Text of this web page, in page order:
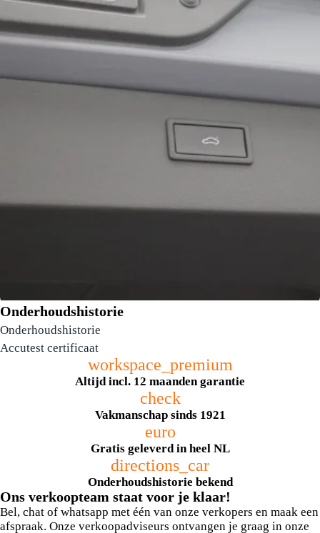
Elektrische bedienbare achterklep incl.
voetbediening
Onderhoudshistorie
Onderhoudshistorie
Accutest certificaat
workspace_premium
Altijd incl. 12 maanden garantie
check
Vakmanschap sinds 1921
euro
Gratis geleverd in heel NL
directions_car
Onderhoudshistorie bekend
Ons verkoopteam staat voor je klaar!
Bel, chat of whatsapp met één van onze verkopers en maak een
afspraak. Onze verkoopadviseurs ontvangen je graag in onze